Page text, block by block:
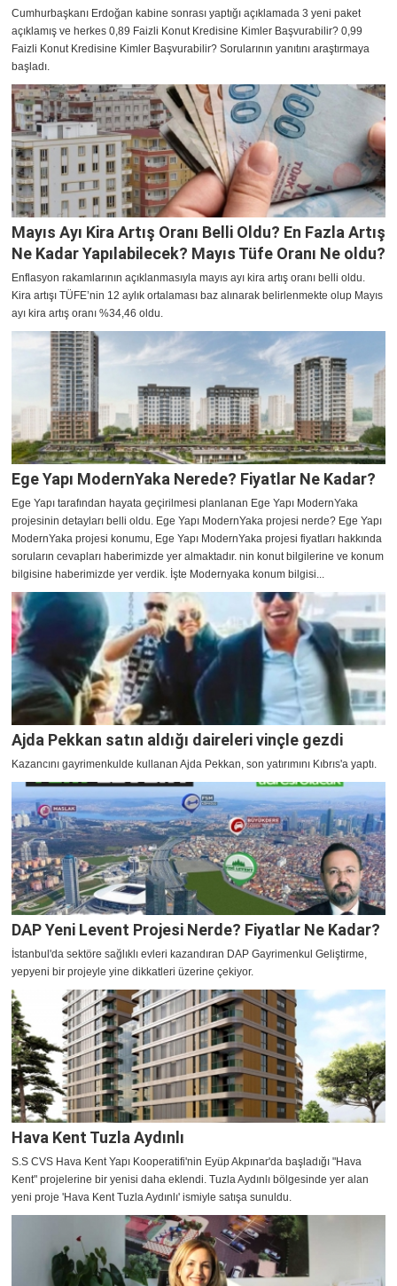
Cumhurbaşkanı Erdoğan kabine sonrası yaptığı açıklamada 3 yeni paket
açıklamış ve herkes 0,89 Faizli Konut Kredisine Kimler Başvurabilir? 0,99
Faizli Konut Kredisine Kimler Başvurabilir? Sorularının yanıtını araştırmaya
başladı.
Mayıs Ayı Kira Artış Oranı Belli Oldu? En Fazla Artış
Ne Kadar Yapılabilecek? Mayıs Tüfe Oranı Ne oldu?
Enflasyon rakamlarının açıklanmasıyla mayıs ayı kira artış oranı belli oldu.
Kira artışı TÜFE’nin 12 aylık ortalaması baz alınarak belirlenmekte olup Mayıs
ayı kira artış oranı %34,46 oldu.
Ege Yapı ModernYaka Nerede? Fiyatlar Ne Kadar?
Ege Yapı tarafından hayata geçirilmesi planlanan Ege Yapı ModernYaka
projesinin detayları belli oldu. Ege Yapı ModernYaka projesi nerde? Ege Yapı
ModernYaka projesi konumu, Ege Yapı ModernYaka projesi fiyatları hakkında
soruların cevapları haberimizde yer almaktadır. nin konut bilgilerine ve konum
bilgisine haberimizde yer verdik. İşte Modernyaka konum bilgisi...
Ajda Pekkan satın aldığı daireleri vinçle gezdi
Kazancını gayrimenkulde kullanan Ajda Pekkan, son yatırımını Kıbrıs'a yaptı.
DAP Yeni Levent Projesi Nerde? Fiyatlar Ne Kadar?
İstanbul'da sektöre sağlıklı evleri kazandıran DAP Gayrimenkul Geliştirme,
yepyeni bir projeyle yine dikkatleri üzerine çekiyor.
Hava Kent Tuzla Aydınlı
S.S CVS Hava Kent Yapı Kooperatifi'nin Eyüp Akpınar'da başladığı "Hava
Kent" projelerine bir yenisi daha eklendi. Tuzla Aydınlı bölgesinde yer alan
yeni proje 'Hava Kent Tuzla Aydınlı' ismiyle satışa sunuldu.